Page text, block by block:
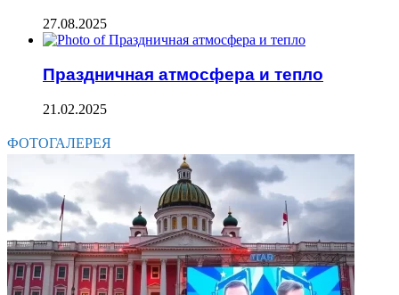
27.08.2025
Праздничная атмосфера и тепло
21.02.2025
ФОТОГАЛЕРЕЯ